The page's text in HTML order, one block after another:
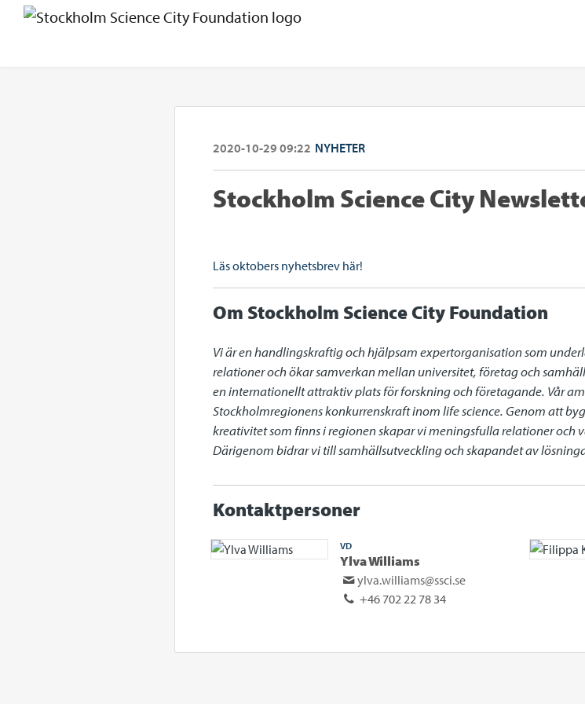
2020-10-29 09:22 NYHETER
Stockholm Science City
Läs oktobers nyhetsbrev här!
Om Stockholm Science City Foundation
Vi är en handlingskraftig och hjälpsam expertorganisation som
relationer och ökar samverkan mellan universitet, företag och
en internationellt attraktiv plats för forskning och företagande. Vår
Stockholmregionens konkurrenskraft inom life science. Genom att
kreativitet som finns i regionen skapar vi meningsfulla relationer och
Därigenom bidrar vi till samhällsutveckling och skapandet av
Kontaktpersoner
VD
Ylva Williams
ylva.williams@ssci.se
+46 702 22 78 34